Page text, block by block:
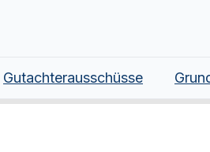
Gutachterausschüsse